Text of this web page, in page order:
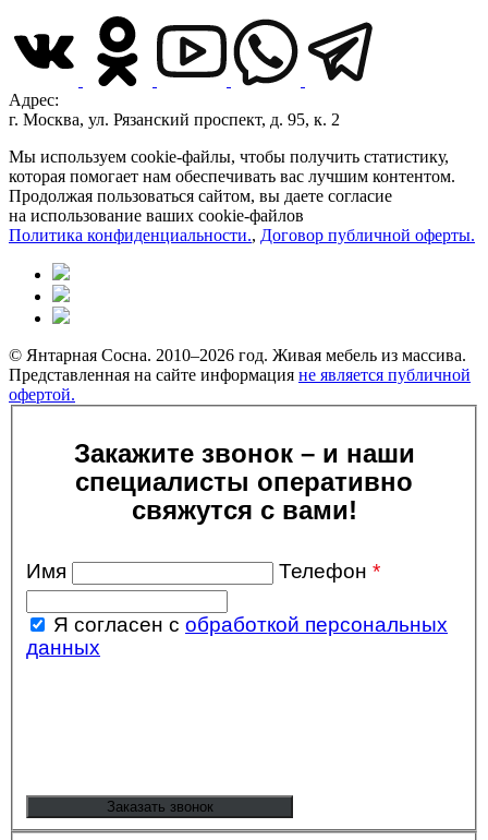
Адрес:
г. Москва, ул. Рязанский проспект, д. 95, к. 2
Мы используем cookie-файлы, чтобы получить статистику,
которая помогает нам обеспечивать вас лучшим контентом.
Продолжая пользоваться сайтом, вы даете согласие
на использование ваших cookie-файлов
Политика конфиденциальности., Договор публичной оферты.
© Янтарная Сосна. 2010–2026 год. Живая мебель из массива.
Представленная на сайте информация не является публичной
офертой.
Закажите звонок – и наши
специалисты оперативно
свяжутся с вами!
Имя Телефон *
Я согласен с обработкой персональных
данных